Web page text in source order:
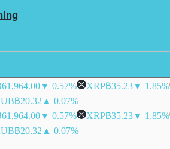
▼ 0.57% XRP฿35.23▼ 1.85%
฿20.32 ▲ 0.07%
▼ 0.57% XRP฿35.23▼ 1.85%
฿20.32 ▲ 0.07%